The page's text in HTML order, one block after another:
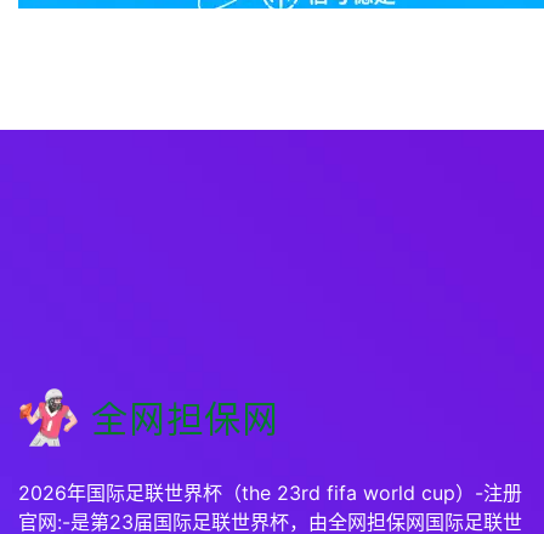
2026年国际足联世界杯（the 23rd fifa world cup）-注册
官网:-是第23届国际足联世界杯，由全网担保网国际足联世